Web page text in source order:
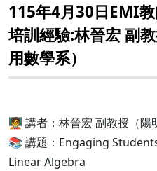
115年4月30日EMI
培訓經驗:林晉宏 副
用數學系）
🧑‍🏫 講者：林晉宏 副教授（
📚 講題：Engaging
Linear Algebra